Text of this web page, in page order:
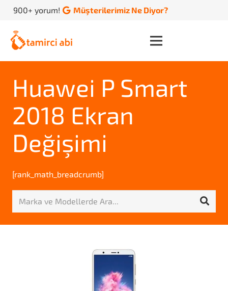
900+ yorum! Müşterilerimiz Ne Diyor?
Huawei P Smart
2018 Ekran
Değişimi
[rank_math_breadcrumb]